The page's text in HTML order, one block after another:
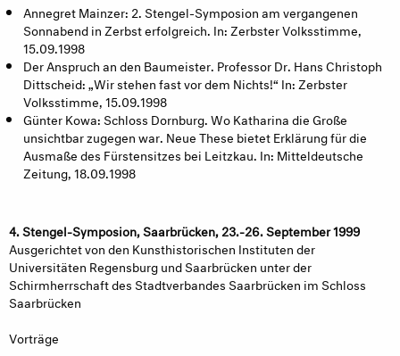
Annegret Mainzer: 2. Stengel-Symposion am vergangenen
Sonnabend in Zerbst erfolgreich. In: Zerbster Volksstimme,
15.09.1998
Der Anspruch an den Baumeister. Professor Dr. Hans Christoph
Dittscheid: „Wir stehen fast vor dem Nichts!“ In: Zerbster
Volksstimme, 15.09.1998
Günter Kowa: Schloss Dornburg. Wo Katharina die Große
unsichtbar zugegen war. Neue These bietet Erklärung für die
Ausmaße des Fürstensitzes bei Leitzkau. In: Mitteldeutsche
Zeitung, 18.09.1998
4. Stengel-Symposion, Saarbrücken, 23.-26. September 1999
Ausgerichtet von den Kunsthistorischen Instituten der
Universitäten Regensburg und Saarbrücken unter der
Schirmherrschaft des Stadtverbandes Saarbrücken im Schloss
Saarbrücken
Vorträge